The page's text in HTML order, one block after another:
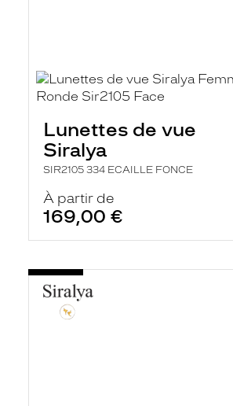
Lunettes de vue
Siralya
SIR2105 334 ECAILLE FONCE
À partir de
169,00 €